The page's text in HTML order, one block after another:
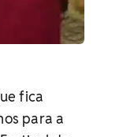
fica
para a